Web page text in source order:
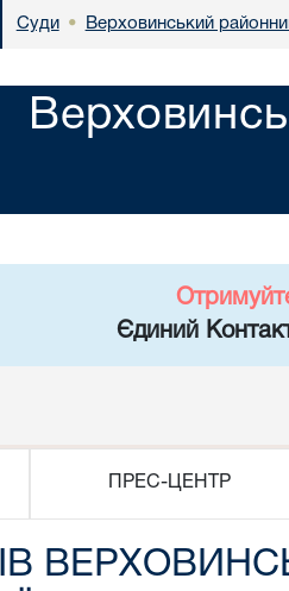
Суди • Верховинський
Єдиний
ПРЕС-ЦЕНТР